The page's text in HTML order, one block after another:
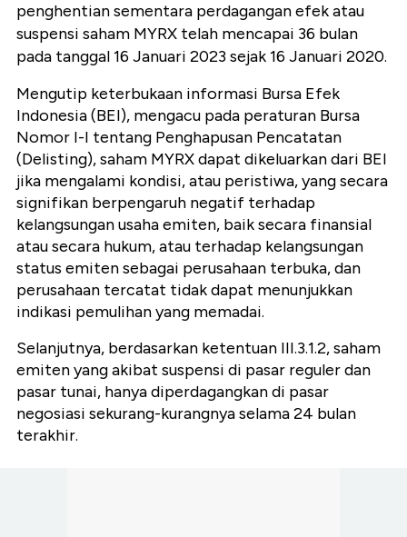
penghentian sementara perdagangan efek atau
suspensi saham MYRX telah mencapai 36 bulan
pada tanggal 16 Januari 2023 sejak 16 Januari 2020.
Mengutip keterbukaan informasi Bursa Efek
Indonesia (BEI), mengacu pada peraturan Bursa
Nomor I-I tentang Penghapusan Pencatatan
(Delisting), saham MYRX dapat dikeluarkan dari BEI
jika mengalami kondisi, atau peristiwa, yang secara
signifikan berpengaruh negatif terhadap
kelangsungan usaha emiten, baik secara finansial
atau secara hukum, atau terhadap kelangsungan
status emiten sebagai perusahaan terbuka, dan
perusahaan tercatat tidak dapat menunjukkan
indikasi pemulihan yang memadai.
Selanjutnya, berdasarkan ketentuan III.3.1.2, saham
emiten yang akibat suspensi di pasar reguler dan
pasar tunai, hanya diperdagangkan di pasar
negosiasi sekurang-kurangnya selama 24 bulan
terakhir.